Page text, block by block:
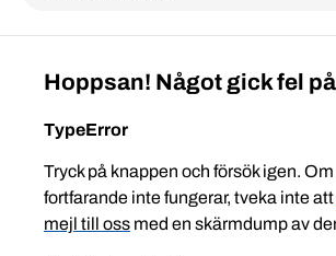
Hoppsan! Något gick fel
TypeError
Tryck på knappen och försök igen.
fortfarande inte fungerar, tveka inte att
mejl till oss med en skärmdump av